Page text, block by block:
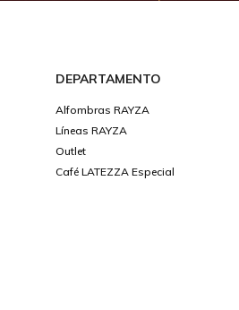
DEPARTAMENTO
Alfombras RAYZA
Líneas RAYZA
Outlet
Café LATEZZA Especial